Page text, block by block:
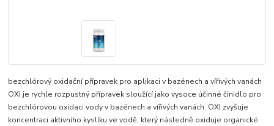
bezchlórový oxidační přípravek pro aplikaci v bazénech a vířivých vanách
OXI je rychle rozpustný přípravek sloužící jako vysoce účinné činidlo pro
bezchlórovou oxidaci vody v bazénech a vířivých vanách. OXI zvyšuje
koncentraci aktivního kyslíku ve vodě, který následně oxiduje organické